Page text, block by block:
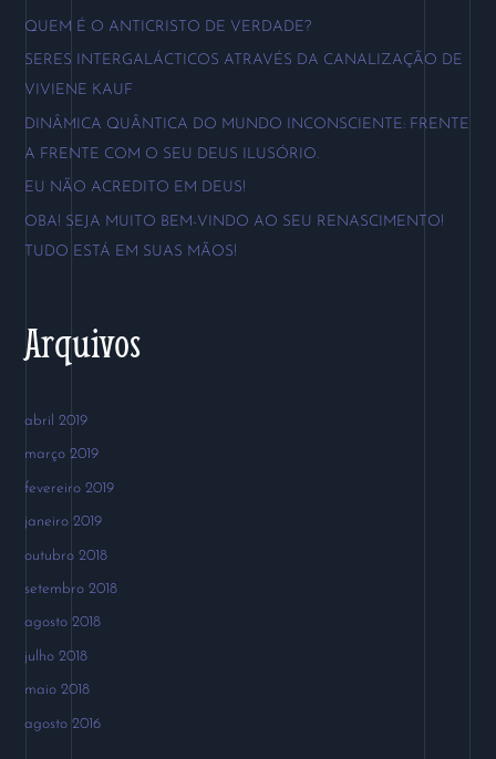
i
p
o
r
QUEM É O ANTICRISTO DE VERDADE?
SERES INTERGALÁCTICOS ATRAVÉS DA CANALIZAÇÃO DE
VIVIENE KAUF
DINÂMICA QUÂNTICA DO MUNDO INCONSCIENTE: FRENTE
A FRENTE COM O SEU DEUS ILUSÓRIO.
EU NÃO ACREDITO EM DEUS!
OBA! SEJA MUITO BEM-VINDO AO SEU RENASCIMENTO!
TUDO ESTÁ EM SUAS MÃOS!
Arquivos
abril 2019
março 2019
fevereiro 2019
janeiro 2019
outubro 2018
setembro 2018
agosto 2018
julho 2018
maio 2018
agosto 2016